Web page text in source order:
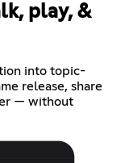
play, &
into topic-
release, share
— without